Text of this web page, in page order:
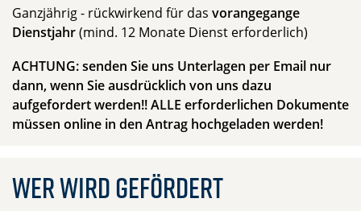
Ganzjährig - rückwirkend für das vorangegange
Dienstjahr(mind. 12 Monate Dienst erforderlich)
ACHTUNG: senden Sie uns Unterlagen per Email nur
dann, wenn Sie ausdrücklich von uns dazu
aufgefordert werden!! ALLE erforderlichen Dokumente
müssen online in den Antrag hochgeladen werden!
Wer wird gefördert